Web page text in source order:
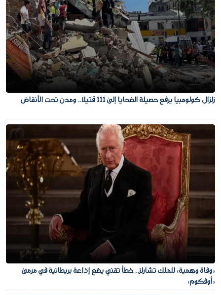
زلزال كولومبيا يرفع حصيلة الضحايا إلى 111 قتيلا.. ومدن تحت الأنقاض
«وفاة وهمية» للملك تشارلز.. خطأ تقني يضع إذاعة بريطانية في مرمى
«أوفكوم»